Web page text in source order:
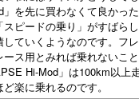
」を先に買わなくて良か
ピードの乗り」がすばら
ていくようなのです。フ
ス用とみれば乗れないこ
Hi-Mod」は100km以上
楽に乗れるのです。